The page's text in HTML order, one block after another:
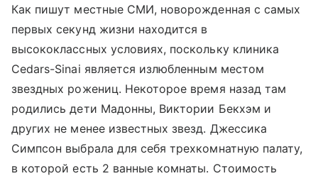
Как пишут местные СМИ, новорожденная с самых
первых секунд жизни находится в
высококлассных условиях, поскольку клиника
Cedars-Sinai является излюбленным местом
звездных рожениц. Некоторое время назад там
родились дети Мадонны, Виктории Бекхэм и
других не менее известных звезд. Джессика
Симпсон выбрала для себя трехкомнатную палату,
в которой есть 2 ванные комнаты. Стоимость